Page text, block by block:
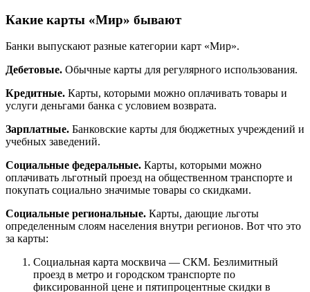
Какие карты «Мир» бывают
Банки выпускают разные категории карт «Мир».
Дебетовые. Обычные карты для регулярного использования.
Кредитные. Карты, которыми можно оплачивать товары и
услуги деньгами банка с условием возврата.
Зарплатные. Банковские карты для бюджетных учреждений и
учебных заведений.
Социальные федеральные. Карты, которыми можно
оплачивать льготный проезд на общественном транспорте и
покупать социально значимые товары со скидками.
Социальные региональные. Карты, дающие льготы
определенным слоям населения внутри регионов. Вот что это
за карты:
Социальная карта москвича — СКМ. Безлимитный
проезд в метро и городском транспорте по
фиксированной цене и пятипроцентные скидки в